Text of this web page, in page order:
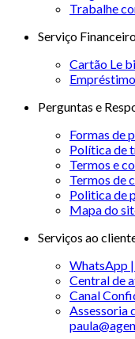
Trabalhe
Serviço
Cartão Le
Perguntas e
Formas de
Política de
Termos e
Termos de
Politica de
Mapa do
Serviços ao
WhatsApp
Central de
Canal
Assessoria